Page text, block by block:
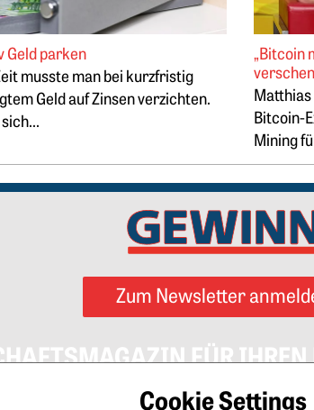
Geld parken
musste man bei kurzfristig
Geld auf Zinsen verzichten.
„Bitcoin
Bitcoin-
Mining
Zum Newsletter
FÜR
Cookie Settings